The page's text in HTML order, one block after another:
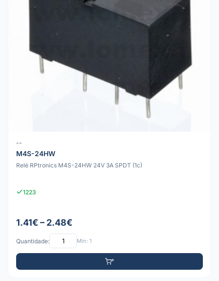
--
M4S-24HW
Relé RPtronics M4S-24HW 24V 3A SPDT (1c)
1223
1.41€ – 2.48€
Quantidade: Mín: 1